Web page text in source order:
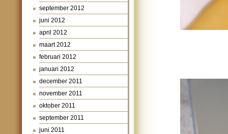
september 2012
juni 2012
april 2012
maart 2012
februari 2012
januari 2012
december 2011
november 2011
oktober 2011
september 2011
juni 2011